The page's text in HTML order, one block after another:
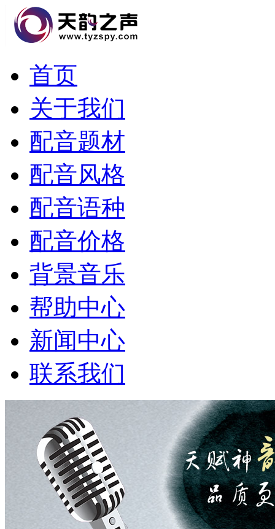
首页
关于我们
配音题材
配音风格
配音语种
配音价格
背景音乐
帮助中心
新闻中心
联系我们